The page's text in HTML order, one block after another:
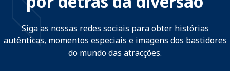
Siga as nossas redes sociais para obter histórias
autênticas, momentos especiais e imagens dos bastidores
do mundo das atracções.